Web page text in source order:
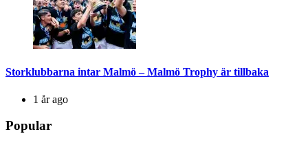
Storklubbarna intar Malmö – Malmö Trophy är tillbaka
1 år ago
Popular